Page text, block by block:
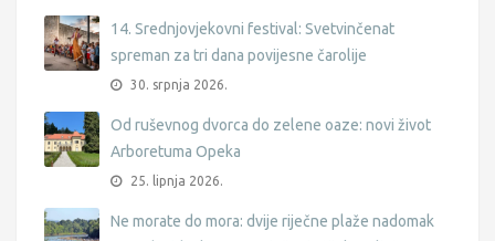
14. Srednjovjekovni festival: Svetvinčenat
spreman za tri dana povijesne čarolije
30. srpnja 2026.
Od ruševnog dvorca do zelene oaze: novi život
Arboretuma Opeka
25. lipnja 2026.
Ne morate do mora: dvije riječne plaže nadomak